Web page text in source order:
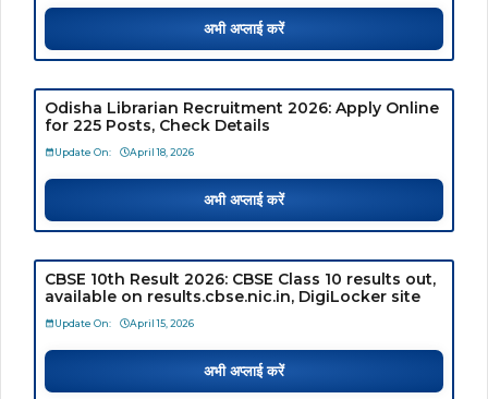
अभी अप्लाई करें
Odisha Librarian Recruitment 2026: Apply Online
for 225 Posts, Check Details
Update On: April 18, 2026
अभी अप्लाई करें
CBSE 10th Result 2026: CBSE Class 10 results out,
available on results.cbse.nic.in, DigiLocker site
Update On: April 15, 2026
अभी अप्लाई करें